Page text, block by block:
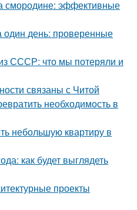
смородине: эффективные
один день: проверенные
СССР: что мы потеряли и
связаны с Читой
необходимость в
небольшую квартиру в
как будет выглядеть
проекты